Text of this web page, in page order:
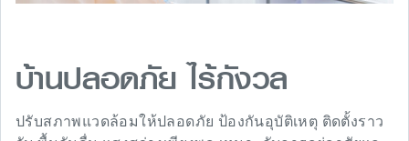
บ้านปลอดภัย ไร้กังวล
ปรับสภาพแวดล้อมให้ปลอดภัย ป้องกันอุบัติเหตุ ติดตั้งราว